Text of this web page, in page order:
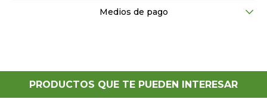
Medios de pago
PRODUCTOS QUE TE PUEDEN INTERESAR